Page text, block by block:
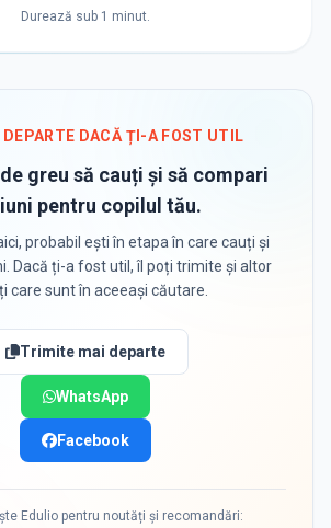
Durează sub 1 minut.
DACĂ ȚI-A FOST UTIL
greu să cauți și să compari
pentru copilul tău.
probabil ești în etapa în care cauți și
Dacă ți-a fost util, îl poți trimite și altor
care sunt în aceeași căutare.
Trimite mai departe
WhatsApp
Facebook
Edulio pentru noutăți și recomandări: